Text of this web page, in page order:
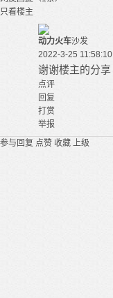
只看楼主
动力火车沙发
2022-3-25 11:58:10
谢谢楼主的分享
点评
回复
打赏
举报
参与回复 点赞 收藏 上级